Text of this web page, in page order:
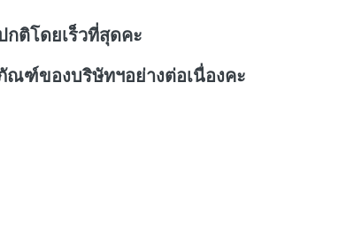
กติโดยเร็วที่สุดคะ
ฑ์ของบริษัทฯอย่างต่อเนื่องคะ